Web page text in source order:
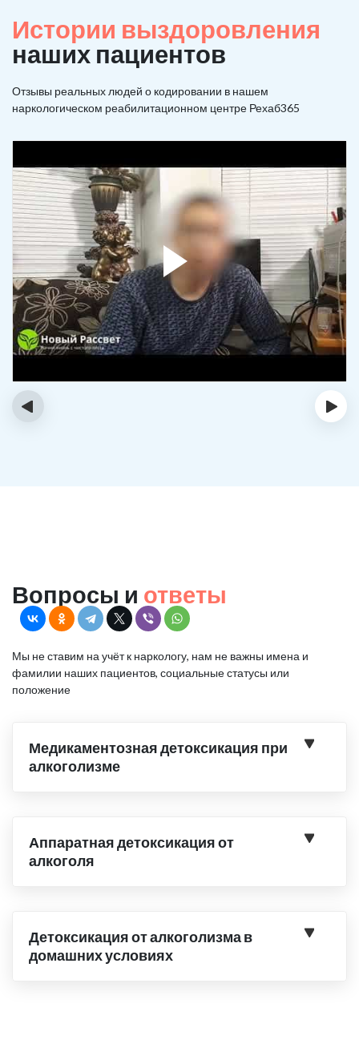
Истории выздоровления
наших пациентов
Отзывы реальных людей о кодировании в нашем
наркологическом реабилитационном центре Рехаб365
‹ ›
Вопросы и ответы
Мы не ставим на учёт к наркологу, нам не важны имена и
фамилии наших пациентов, социальные статусы или
положение
Медикаментозная детоксикация при
алкоголизме
Аппаратная детоксикация от
алкоголя
Детоксикация от алкоголизма в
домашних условиях